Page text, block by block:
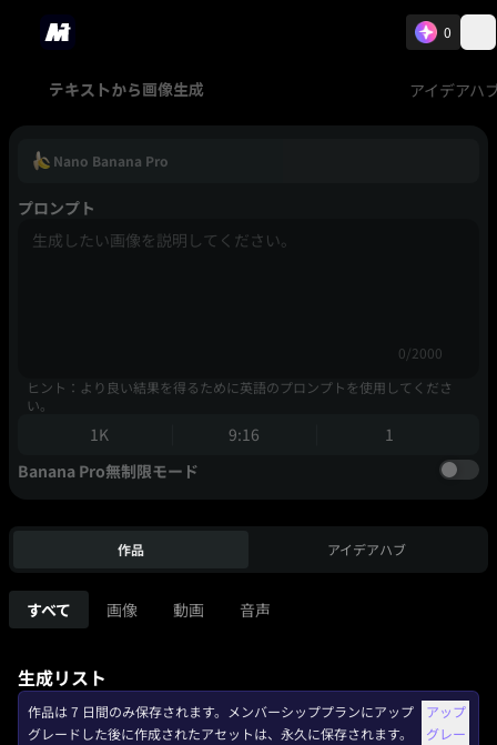
0
テキストから画像生成 アイデアハ
Nano Banana Pro
プロンプト
0/2000
ヒント：より良い結果を得るために英語のプロンプトを使用してくださ
い。
1K 9:16
1
Banana Pro無制限モード
作品 アイデアハブ
すべて 画像 動画 音声
生成リスト
作品は 7 日間のみ保存されます。メンバーシッププランにアップ
グレードした後に作成されたアセットは、永久に保存されます。
アップ
グレー